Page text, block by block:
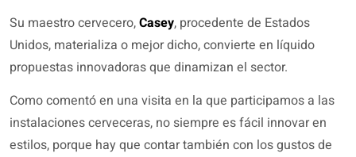
Su maestro cervecero,Casey, procedente de Estados
Unidos, materializa o mejor dicho, convierte en líquido
propuestas innovadoras que dinamizan el sector.
Como comentó en una visita en la que participamos a las
instalaciones cerveceras, no siempre es fácil innovar en
estilos, porque hay que contar también con los gustos de